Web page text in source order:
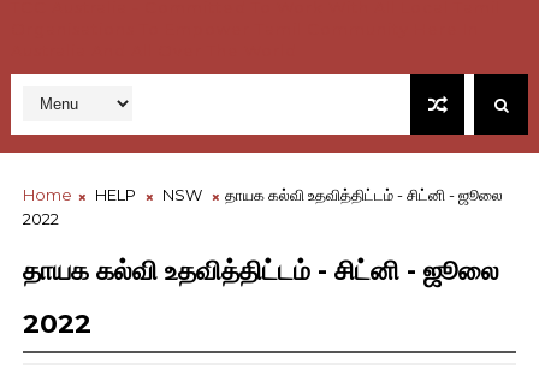
Home HELP NSW
தாயக கல்வி உதவித்திட்டம் - சிட்னி - ஜூலை
2022
தாயக கல்வி உதவித்திட்டம் - சிட்னி - ஜூலை
2022